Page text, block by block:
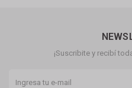
¡Suscribite y recibí